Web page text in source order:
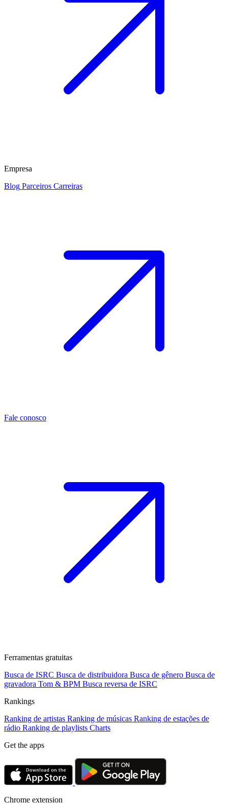
Empresa
Blog Parceiros Carreiras
Fale conosco
Ferramentas gratuitas
Busca de ISRC Busca de distribuidora Busca de gênero Busca de
gravadora Tom & BPM Busca reversa de ISRC
Rankings
Ranking de artistas Ranking de músicas Ranking de estações de
rádio Ranking de playlists Charts
Get the apps
Chrome extension